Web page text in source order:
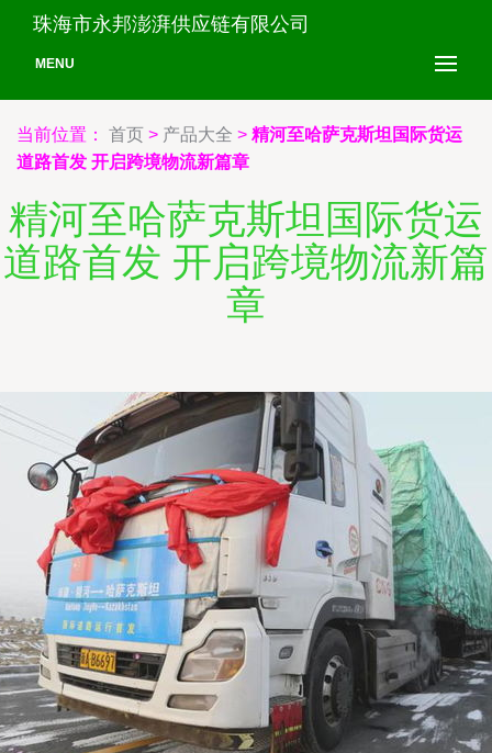
珠海市永邦澎湃供应链有限公司
MENU
当前位置： 首页 > 产品大全 > 精河至哈萨克斯坦国际货运
道路首发 开启跨境物流新篇章
精河至哈萨克斯坦国际货运
道路首发 开启跨境物流新篇
章